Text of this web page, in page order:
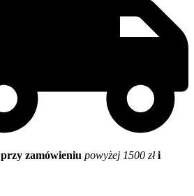
przy zamówieniu powyżej 1500 złi